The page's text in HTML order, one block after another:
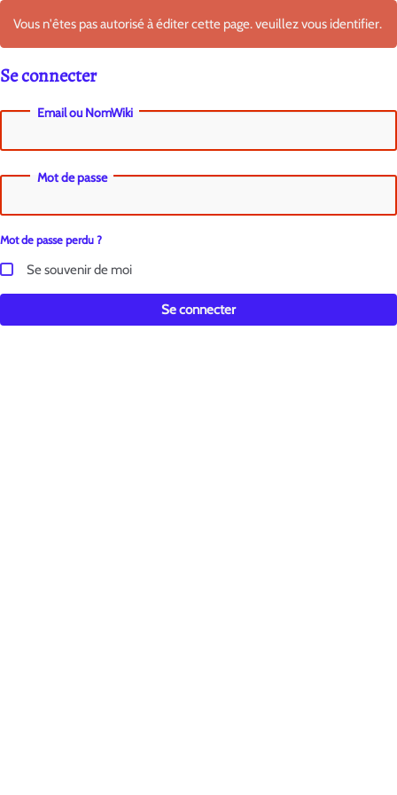
Vous n'êtes pas autorisé à éditer cette page. veuillez vous identifier.
Se connecter
Email ou NomWiki
Mot de passe
Mot de passe perdu ?
Se souvenir de moi
Se connecter